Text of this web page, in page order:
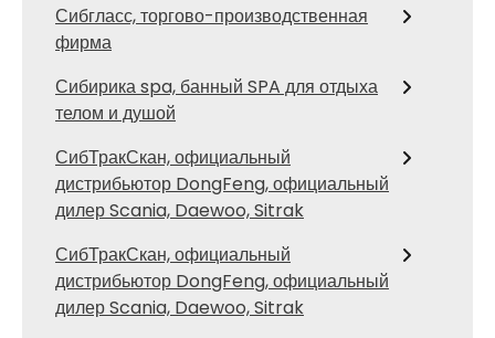
Сибгласс, торгово-производственная
фирма
Сибирика spa, банный SPA для отдыха
телом и душой
СибТракСкан, официальный
дистрибьютор DongFeng, официальный
дилер Scania, Daewoo, Sitrak
СибТракСкан, официальный
дистрибьютор DongFeng, официальный
дилер Scania, Daewoo, Sitrak